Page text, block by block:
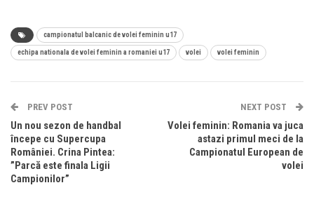
campionatul balcanic de volei feminin u17
echipa nationala de volei feminin a romaniei u17 volei volei feminin
PREV POST
Un nou sezon de handbal
începe cu Supercupa
României. Crina Pintea:
”Parcă este finala Ligii
Campionilor”
NEXT POST
Volei feminin: Romania va juca
astazi primul meci de la
Campionatul European de
volei